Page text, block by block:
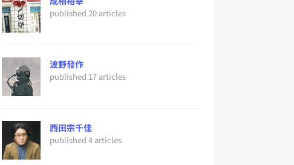
published 20 articles
波野發作
published 17 articles
西田宗千佳
published 4 articles